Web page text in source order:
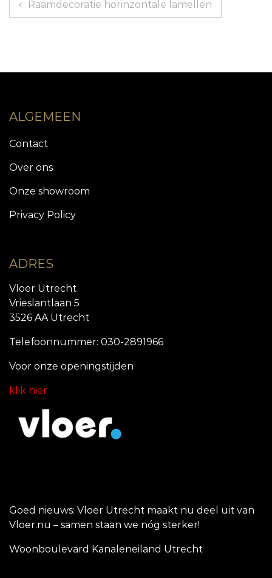
navigatie
Raamdecoratie horinzontale lamellen
ALGEMEEN
Contact
Over ons
Onze showroom
Privacy Policy
ADRES
Vloer Utrecht
Vrieslantlaan 5
3526 AA Utrecht
Telefoonnummer: 030-2891966
Voor onze openingstijden
klik hier
Goed nieuws: Vloer Utrecht maakt nu deel uit van
Vloer.nu – samen staan we nóg sterker!
Woonboulevard Kanaleneiland Utrecht